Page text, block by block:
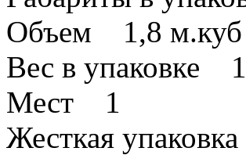
Объем 1,8 м.куб
Вес в упаковке
Мест 1
Жесткая